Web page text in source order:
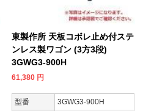
東製作所 天板コボレ止め付ステ
ンレス製ワゴン (3方3段)
3GWG3-900H
61,380 円
型番
3GWG3-900H